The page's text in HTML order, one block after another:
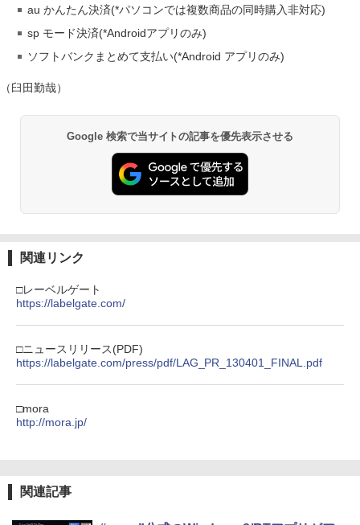
au かんたん決済(*パソコンでは複数商品の同時購入非対応)
sp モード決済(*Androidアプリのみ)
ソフトバンクまとめて支払い(*Android アプリのみ)
（臼田勤哉）
Google 検索で当サイトの記事を優先表示させる
関連リンク
□レーベルゲート
https://labelgate.com/
□ニュースリリース(PDF)
https://labelgate.com/press/pdf/LAG_PR_130401_FINAL.pdf
□mora
http://mora.jp/
関連記事